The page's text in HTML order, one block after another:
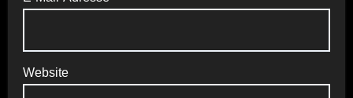
Website